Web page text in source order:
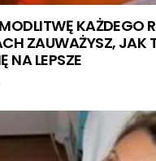
KAŻDEGO
ZAUWAŻYSZ, JAK
NA LEPSZE